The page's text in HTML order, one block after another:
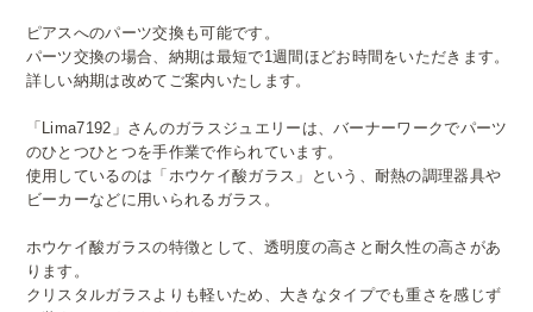
ピアスへのパーツ交換も可能です。
パーツ交換の場合、納期は最短で1週間ほどお時間をいただきます。
詳しい納期は改めてご案内いたします。
「Lima7192」さんのガラスジュエリーは、バーナーワークでパーツ
のひとつひとつを手作業で作られています。
使用しているのは「ホウケイ酸ガラス」という、耐熱の調理器具や
ビーカーなどに用いられるガラス。
ホウケイ酸ガラスの特徴として、透明度の高さと耐久性の高さがあ
ります。
クリスタルガラスよりも軽いため、大きなタイプでも重さを感じず